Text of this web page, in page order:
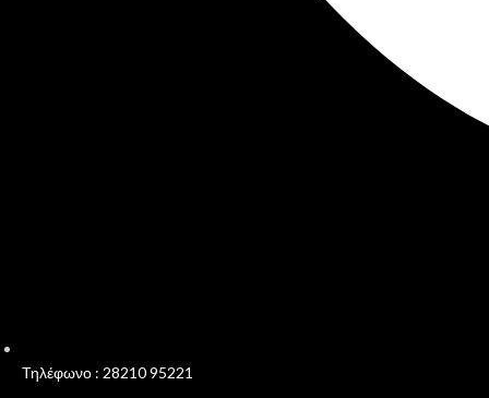
Τηλέφωνο : 28210 95221